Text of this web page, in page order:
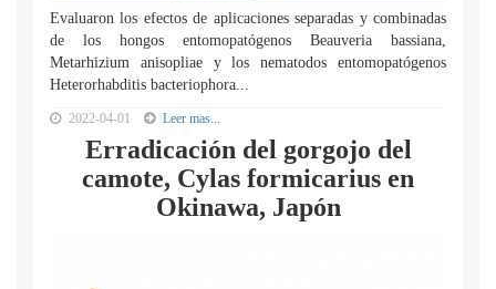
Evaluaron los efectos de aplicaciones separadas y combinadas
de los hongos entomopatógenos Beauveria bassiana,
Metarhizium anisopliae y los nematodos entomopatógenos
Heterorhabditis bacteriophora...
2022-04-01 Leer mas...
Erradicación del gorgojo del
camote, Cylas formicarius en
Okinawa, Japón